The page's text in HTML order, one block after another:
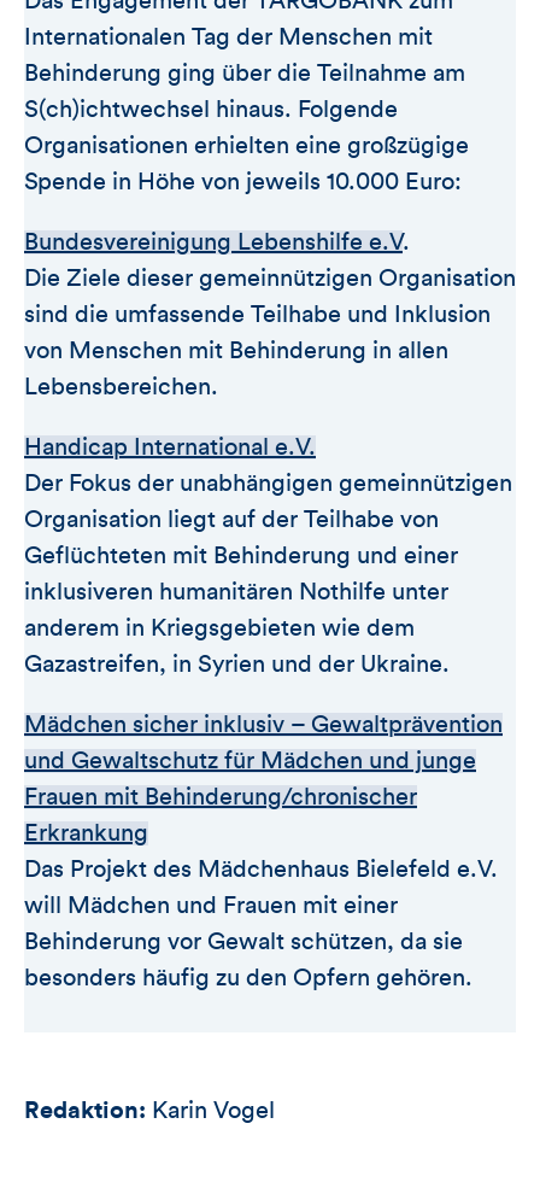
Internationalen Tag der Menschen mit
Behinderung ging über die Teilnahme am
S(ch)ichtwechsel hinaus. Folgende
Organisationen erhielten eine großzügige
Spende in Höhe von jeweils 10.000 Euro:
Bundesvereinigung Lebenshilfe e.V.
Die Ziele dieser gemeinnützigen Organisation
sind die umfassende Teilhabe und Inklusion
von Menschen mit Behinderung in allen
Lebensbereichen.
Handicap International e.V.
Der Fokus der unabhängigen gemeinnützigen
Organisation liegt auf der Teilhabe von
Geflüchteten mit Behinderung und einer
inklusiveren humanitären Nothilfe unter
anderem in Kriegsgebieten wie dem
Gazastreifen, in Syrien und der Ukraine.
Mädchen sicher inklusiv – Gewaltprävention
und Gewaltschutz für Mädchen und junge
Frauen mit Behinderung/chronischer
Erkrankung
Das Projekt des Mädchenhaus Bielefeld e.V.
will Mädchen und Frauen mit einer
Behinderung vor Gewalt schützen, da sie
besonders häufig zu den Opfern gehören.
Redaktion: Karin Vogel